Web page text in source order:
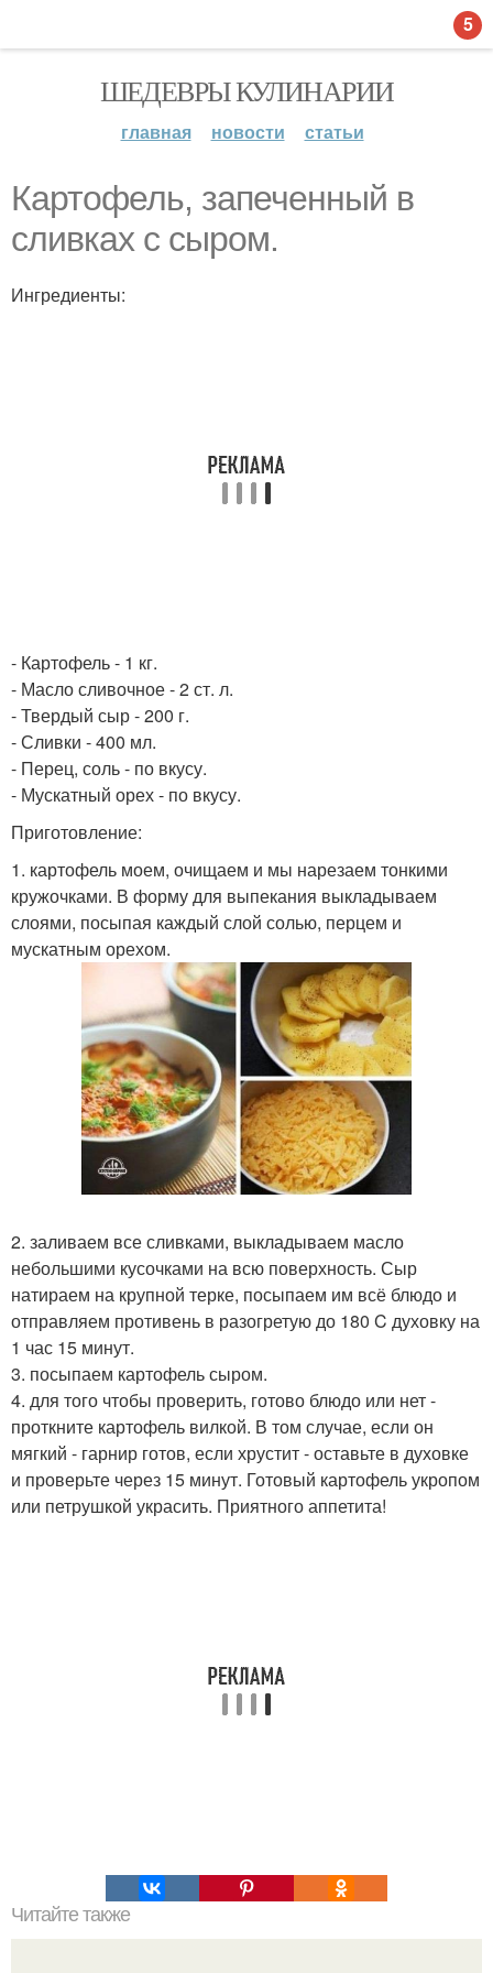
ШЕДЕВРЫ КУЛИНАРИИ
главная новости статьи
Картофель, запеченный в
сливках с сыром.
Ингредиенты:
- Картофель - 1 кг.
- Масло сливочное - 2 ст. л.
- Твердый сыр - 200 г.
- Сливки - 400 мл.
- Перец, соль - по вкусу.
- Мускатный орех - по вкусу.
Приготовление:
1. картофель моем, очищаем и мы нарезаем тонкими
кружочками. В форму для выпекания выкладываем
слоями, посыпая каждый слой солью, перцем и
мускатным орехом.
2. заливаем все сливками, выкладываем масло
небольшими кусочками на всю поверхность. Сыр
натираем на крупной терке, посыпаем им всё блюдо и
отправляем противень в разогретую до 180 C духовку на
1 час 15 минут.
3. посыпаем картофель сыром.
4. для того чтобы проверить, готово блюдо или нет -
проткните картофель вилкой. В том случае, если он
мягкий - гарнир готов, если хрустит - оставьте в духовке
и проверьте через 15 минут. Готовый картофель укропом
или петрушкой украсить. Приятного аппетита!
Читайте также
5